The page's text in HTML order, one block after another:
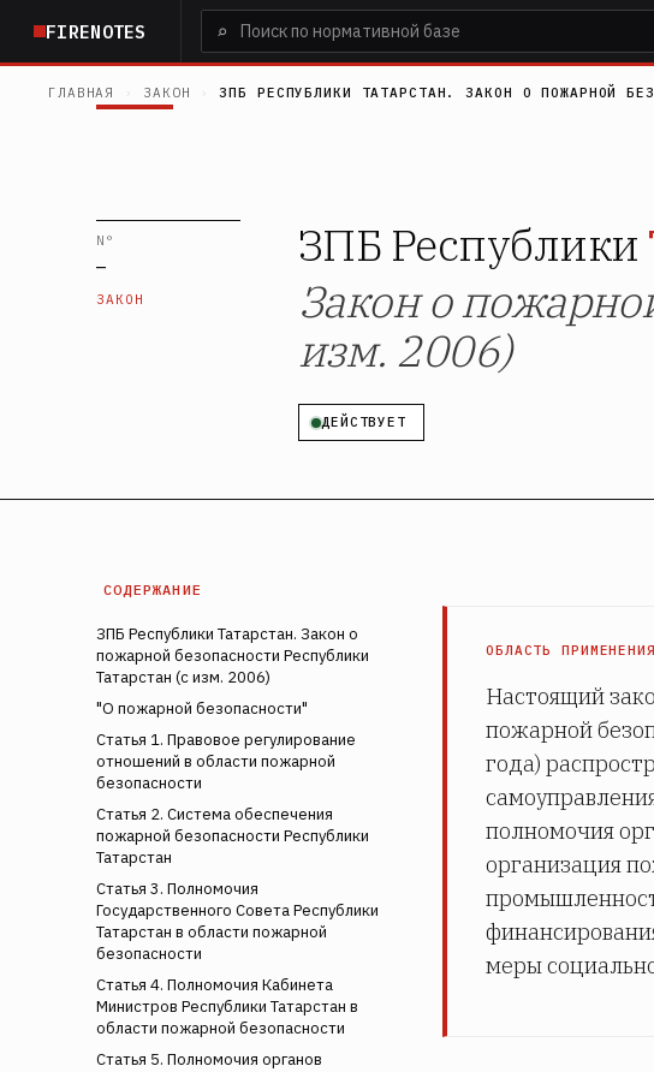
основному
содержанию
FIRENOTES ⌕
ГЛАВНАЯ ЗАКОН ЗПБ РЕСПУБЛИКИ ТАТАРСТАН. ЗАКОН О ПОЖАРНОЙ
N°
—
ЗАКОН
ЗПБ Республики
Закон о
изм. 2006)
ДЕЙСТВУЕТ
СОДЕРЖАНИЕ
ЗПБ Республики Татарстан. Закон о
пожарной безопасности Республики
Татарстан (с изм. 2006)
"О пожарной безопасности"
Статья 1. Правовое регулирование
отношений в области пожарной
безопасности
Статья 2. Система обеспечения
пожарной безопасности Республики
Татарстан
Статья 3. Полномочия
Государственного Совета Республики
Татарстан в области пожарной
безопасности
Статья 4. Полномочия Кабинета
Министров Республики Татарстан в
области пожарной безопасности
Статья 5. Полномочия органов
ОБЛАСТЬ ПРИМЕНЕНИЯ
Настоящий
пожарной
года)
полномочия
организация
меры